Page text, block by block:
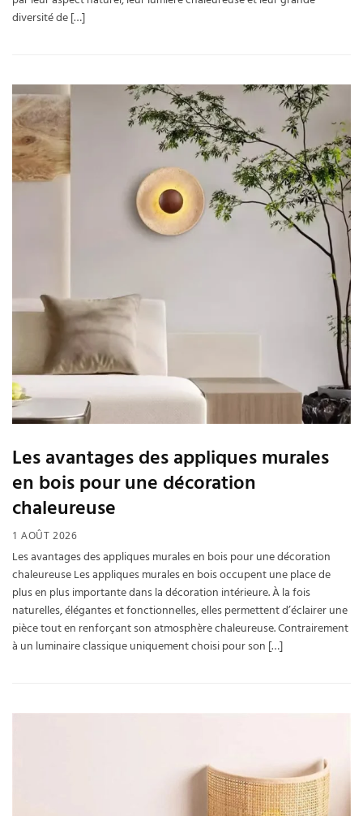
diversité de […]
Les avantages des appliques murales
en bois pour une décoration
chaleureuse
1 AOÛT 2026
Les avantages des appliques murales en bois pour une décoration
chaleureuse Les appliques murales en bois occupent une place de
plus en plus importante dans la décoration intérieure. À la fois
naturelles, élégantes et fonctionnelles, elles permettent d’éclairer une
pièce tout en renforçant son atmosphère chaleureuse. Contrairement
à un luminaire classique uniquement choisi pour son […]